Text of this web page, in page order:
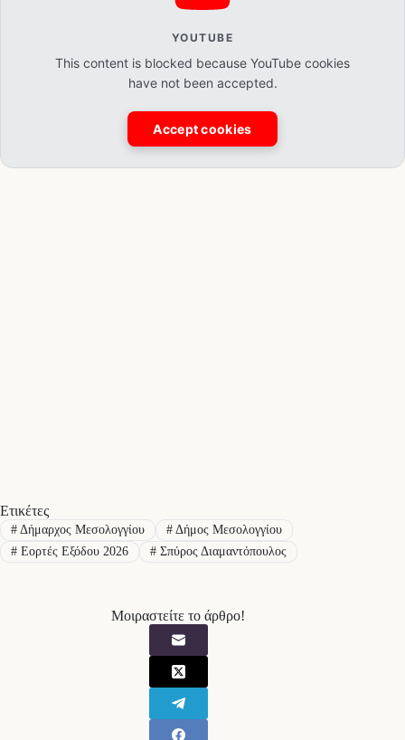
YOUTUBE
This content is blocked because YouTube cookies
have not been accepted.
Accept cookies
Ετικέτες
#Δήμαρχος Μεσολογγίου #Δήμος Μεσολογγίου
#Εορτές Εξόδου 2026 #Σπύρος Διαμαντόπουλος
Μοιραστείτε το άρθρο!